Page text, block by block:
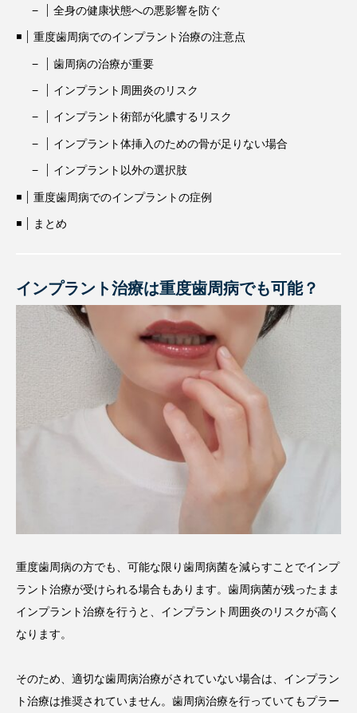
全身の健康状態への悪影響を防ぐ
重度歯周病でのインプラント治療の注意点
歯周病の治療が重要
インプラント周囲炎のリスク
インプラント術部が化膿するリスク
インプラント体挿入のための骨が足りない場合
インプラント以外の選択肢
重度歯周病でのインプラントの症例
まとめ
インプラント治療は重度歯周病でも可能？
重度歯周病の方でも、可能な限り歯周病菌を減らすことでインプ
ラント治療が受けられる場合もあります。歯周病菌が残ったまま
インプラント治療を行うと、インプラント周囲炎のリスクが高く
なります。
そのため、適切な歯周病治療がされていない場合は、インプラン
ト治療は推奨されていません。歯周病治療を行っていてもプラー